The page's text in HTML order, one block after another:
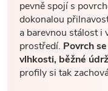
pevně spojí s
dokonalou
a barevnou stálost i
prostředí. Povrch
vlhkosti, běžné
profily si tak